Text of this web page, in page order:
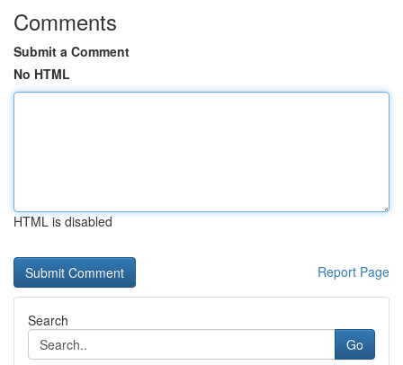
Comments
Submit a Comment
No HTML
HTML is disabled
Report Page
Search
Go